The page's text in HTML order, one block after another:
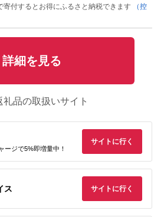
付するとお得にふるさと納税できます
（控
詳細を見る
礼品の取扱いサイト
ージで5%即増量中！
サイトに行く
ス サイトに行く